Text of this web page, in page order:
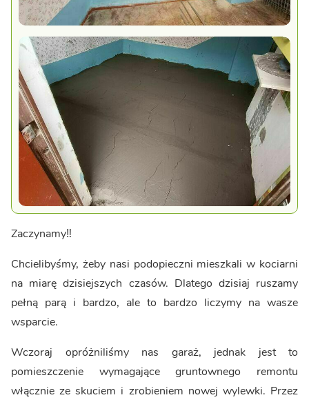
Zaczynamy‼️
Chcielibyśmy, żeby nasi podopieczni mieszkali w kociarni
na miarę dzisiejszych czasów. Dlatego dzisiaj ruszamy
pełną parą i bardzo, ale to bardzo liczymy na wasze
wsparcie.
Wczoraj opróżniliśmy nas garaż, jednak jest to
pomieszczenie wymagające gruntownego remontu
włącznie ze skuciem i zrobieniem nowej wylewki. Przez